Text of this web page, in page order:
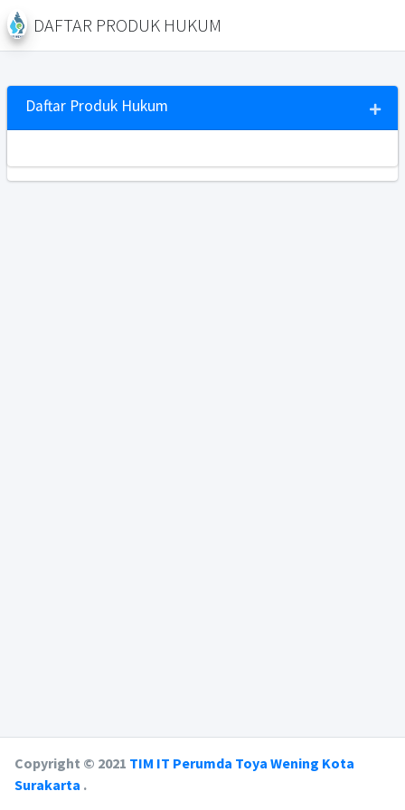
DAFTAR PRODUK HUKUM
Daftar Produk Hukum
Copyright © 2021 TIM IT Perumda Toya Wening Kota
Surakarta .